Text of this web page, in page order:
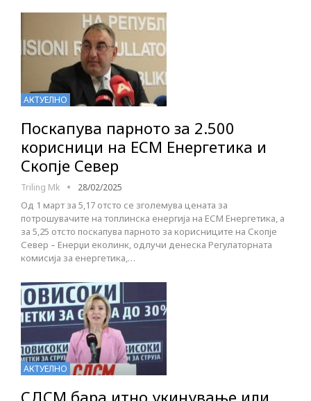
АКТУЕЛНО
Поскапува парното за 2.500
корисници на ЕСМ Енергетика и
Скопје Север
Triling Mk 28/02/2025
Од 1 март за 5,17 отсто се зголемува цената за
потрошувачите на топлинска енергија на ЕСМ Енергетика, а
за 5,25 отсто поскапува парното за корисниците на Скопје
Север – Енерџи еколинк, одлучи денеска Регулаторната
комисија за енергетика,…
АКТУЕЛНО